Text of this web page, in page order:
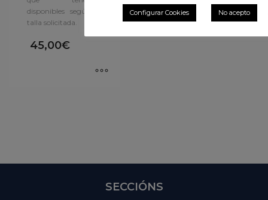
disponibles según la
talla solicitada.
45,00€
SECCIÓNS
Configurar Cookies No acepto